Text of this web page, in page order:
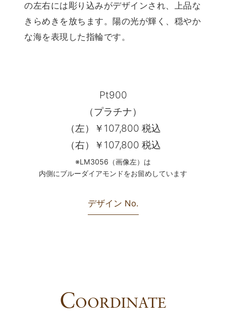
の左右には彫り込みがデザインされ、上品な
きらめきを放ちます。陽の光が輝く、穏やか
な海を表現した指輪です。
Pt900
（プラチナ）
（左）￥107,800 税込
（右）￥107,800 税込
※LM3056（画像左）は
内側にブルーダイアモンドをお留めしています
デザイン No.
COORDINATE